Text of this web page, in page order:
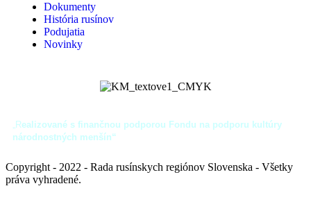
Dokumenty
História rusínov
Podujatia
Novinky
„Realizované s finančnou podporou Fondu na podporu kultúry
národnostných menšín“
Copyright - 2022 - Rada rusínskych regiónov Slovenska - Všetky
práva vyhradené.